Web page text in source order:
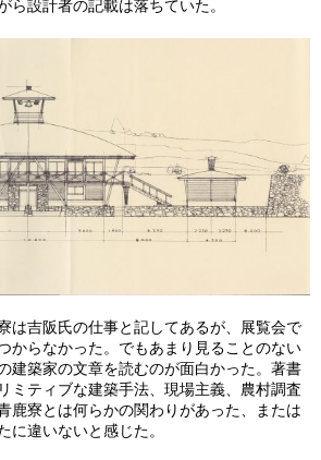
ら設計者の記載は落ちていた。
は吉阪氏の仕事と記してあるが、展覧会で
からなかった。でもあまり見ることのない
建築家の文章を読むのが面白かった。著書
ミティブな建築手法、現場主義、農村調査
鹿寮とは何らかの関わりがあった、または
に違いないと感じた。